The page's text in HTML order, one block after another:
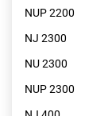
NUP 2200
NJ 2300
NU 2300
NUP 2300